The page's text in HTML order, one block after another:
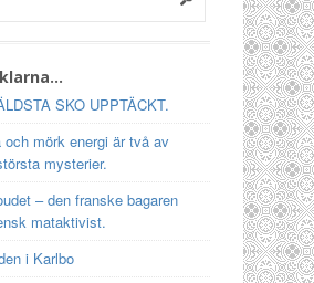
SKO UPPTÄCKT.
och mörk energi är två av
mysterier.
– den franske bagaren
mataktivist.
i Karlbo